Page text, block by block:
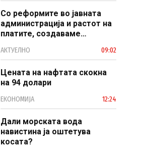
Со реформите во јавната
администрација и растот на
платите, создаваме
модерен јавен сектор
АКТУЕЛНО 09:02
Цената на нафтата скокна
на 94 долари
ЕКОНОМИЈА 12:24
Дали морската вода
навистина ја оштетува
косата?